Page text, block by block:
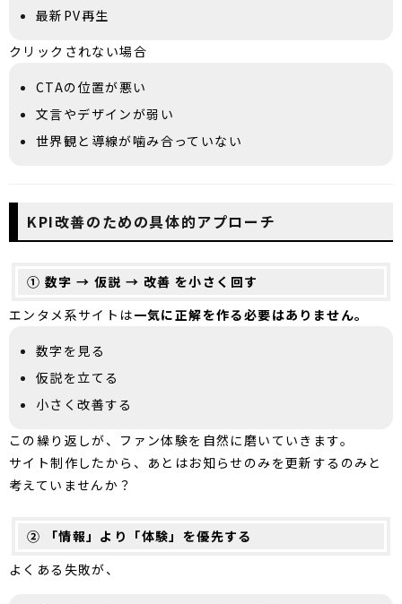
最新PV再生
クリックされない場合
CTAの位置が悪い
文言やデザインが弱い
世界観と導線が噛み合っていない
KPI改善のための具体的アプローチ
① 数字 → 仮説 → 改善 を小さく回す
エンタメ系サイトは一気に正解を作る必要はありません。
数字を見る
仮説を立てる
小さく改善する
この繰り返しが、ファン体験を自然に磨いていきます。
サイト制作したから、あとはお知らせのみを更新するのみと
考えていませんか？
② 「情報」より「体験」を優先する
よくある失敗が、